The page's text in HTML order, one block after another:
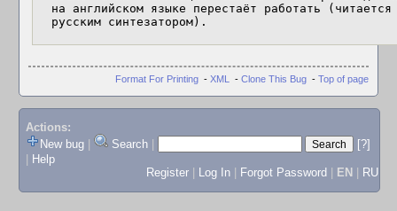
  русским синтезатором).
Format For Printing - XML - Clone This Bug - Top of page
Actions:
New bug
Search
[?]
Help
Register
Log In Forgot Password EN RU